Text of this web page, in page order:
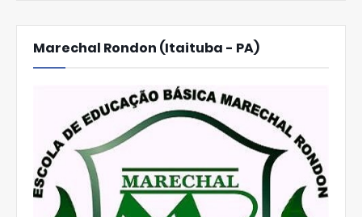
Marechal Rondon (Itaituba - PA)